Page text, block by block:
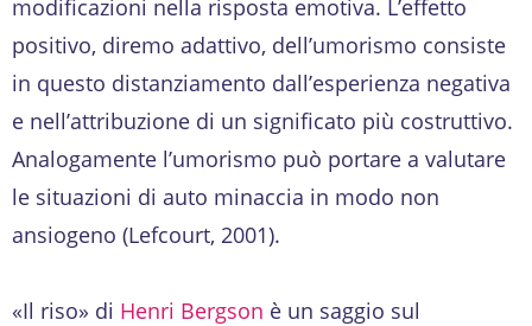
modificazioni nella risposta emotiva. L’effetto
positivo, diremo adattivo, dell’umorismo consiste
in questo distanziamento dall’esperienza negativa
e nell’attribuzione di un significato più costruttivo.
Analogamente l’umorismo può portare a valutare
le situazioni di auto minaccia in modo non
ansiogeno (Lefcourt, 2001).
«Il riso» di Henri Bergson è un saggio sul